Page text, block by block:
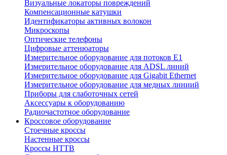
Визуальные локаторы повреждений
Компенсационные катушки
Идентификаторы активных волокон
Микроскопы
Оптические телефоны
Цифровые аттенюаторы
Измерительное оборудование для потоков Е1
Измерительное оборудование для ADSL линий
Измерительное оборудование для Gigabit Ethernet
Измерительное оборудование для медных линиий
Приборы для слаботочных сетей
Аксессуары к оборудованию
Радиочастотное оборудование
Кроссовое оборудование
Стоечные кроссы
Настенные кроссы
Кроссы HTTB